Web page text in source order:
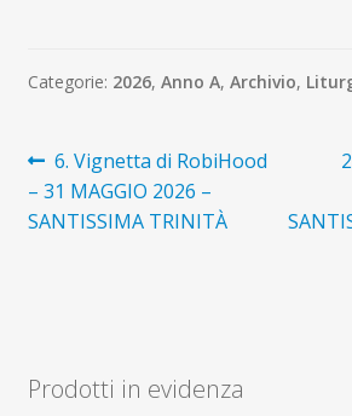
Categorie: 2026, Anno A, Archivio,
Navigazione
articoli
Articolo
precedente:
6. Vignetta di RobiHood
– 31 MAGGIO 2026 –
SANTISSIMA TRINITÀ
Prodotti in evidenza